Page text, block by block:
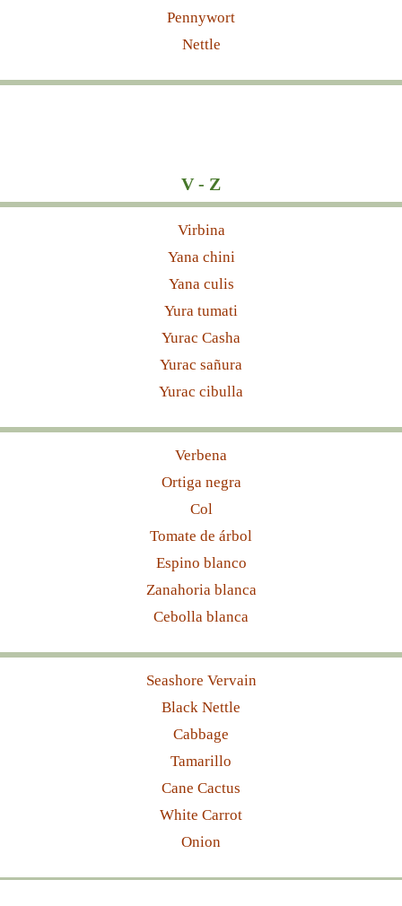
Pennywort
Nettle
V - Z
Virbina
Yana chini
Yana culis
Yura tumati
Yurac Casha
Yurac sañura
Yurac cibulla
Verbena
Ortiga negra
Col
Tomate de árbol
Espino blanco
Zanahoria blanca
Cebolla blanca
Seashore Vervain
Black Nettle
Cabbage
Tamarillo
Cane Cactus
White Carrot
Onion